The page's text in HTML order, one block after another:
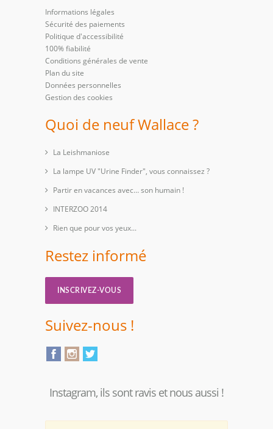
Informations légales
Sécurité des paiements
Politique d'accessibilité
100% fiabilité
Conditions générales de vente
Plan du site
Données personnelles
Gestion des cookies
Quoi de neuf Wallace ?
La Leishmaniose
La lampe UV "Urine Finder", vous connaissez ?
Partir en vacances avec… son humain !
INTERZOO 2014
Rien que pour vos yeux...
Restez informé
INSCRIVEZ-VOUS
Suivez-nous !
Instagram, ils sont ravis et nous aussi !